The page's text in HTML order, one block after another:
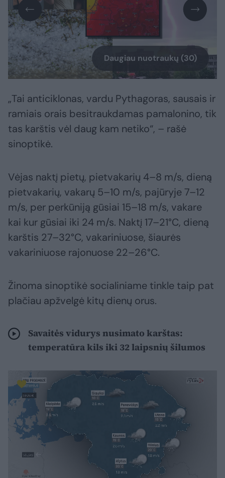
Daugiau nuotraukų (30)
„Tai anticiklonas, vardu Pythagoras, sausais ir
ramiais orais besitraukdamas pamalonino, tik
tas karštis vėl daug kam netiko“, – rašė
sinoptikė.
Vėjas naktį pietų, pietvakarių 4–8 m/s, dieną
pietvakarių, vakarų 5–10 m/s, pajūryje 7–12
m/s, per perkūniją gūsiai 15–18 m/s, vakare
kai kur gūsiai iki 24 m/s. Naktį 17–21°C, dieną
karštis 27–32°C, vakariniuose, šiaurės
vakariniuose rajonuose 22–26°C.
Žinoma sinoptikė socialiniame tinkle taip pat
plačiau apžvelgė kitų dienų orus.
Savaitės vidurys nusimato karštas:
temperatūra kils iki 32 laipsnių šilumos